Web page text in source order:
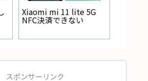
Xiaomi mi 11 lite 5G
NFC決済できない
スポンサーリンク